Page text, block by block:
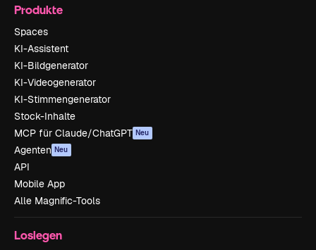
Produkte
Spaces
KI-Assistent
KI-Bildgenerator
KI-Videogenerator
KI-Stimmengenerator
Stock-Inhalte
MCP für Claude/ChatGPT Neu
Agenten Neu
API
Mobile App
Alle Magnific-Tools
Loslegen